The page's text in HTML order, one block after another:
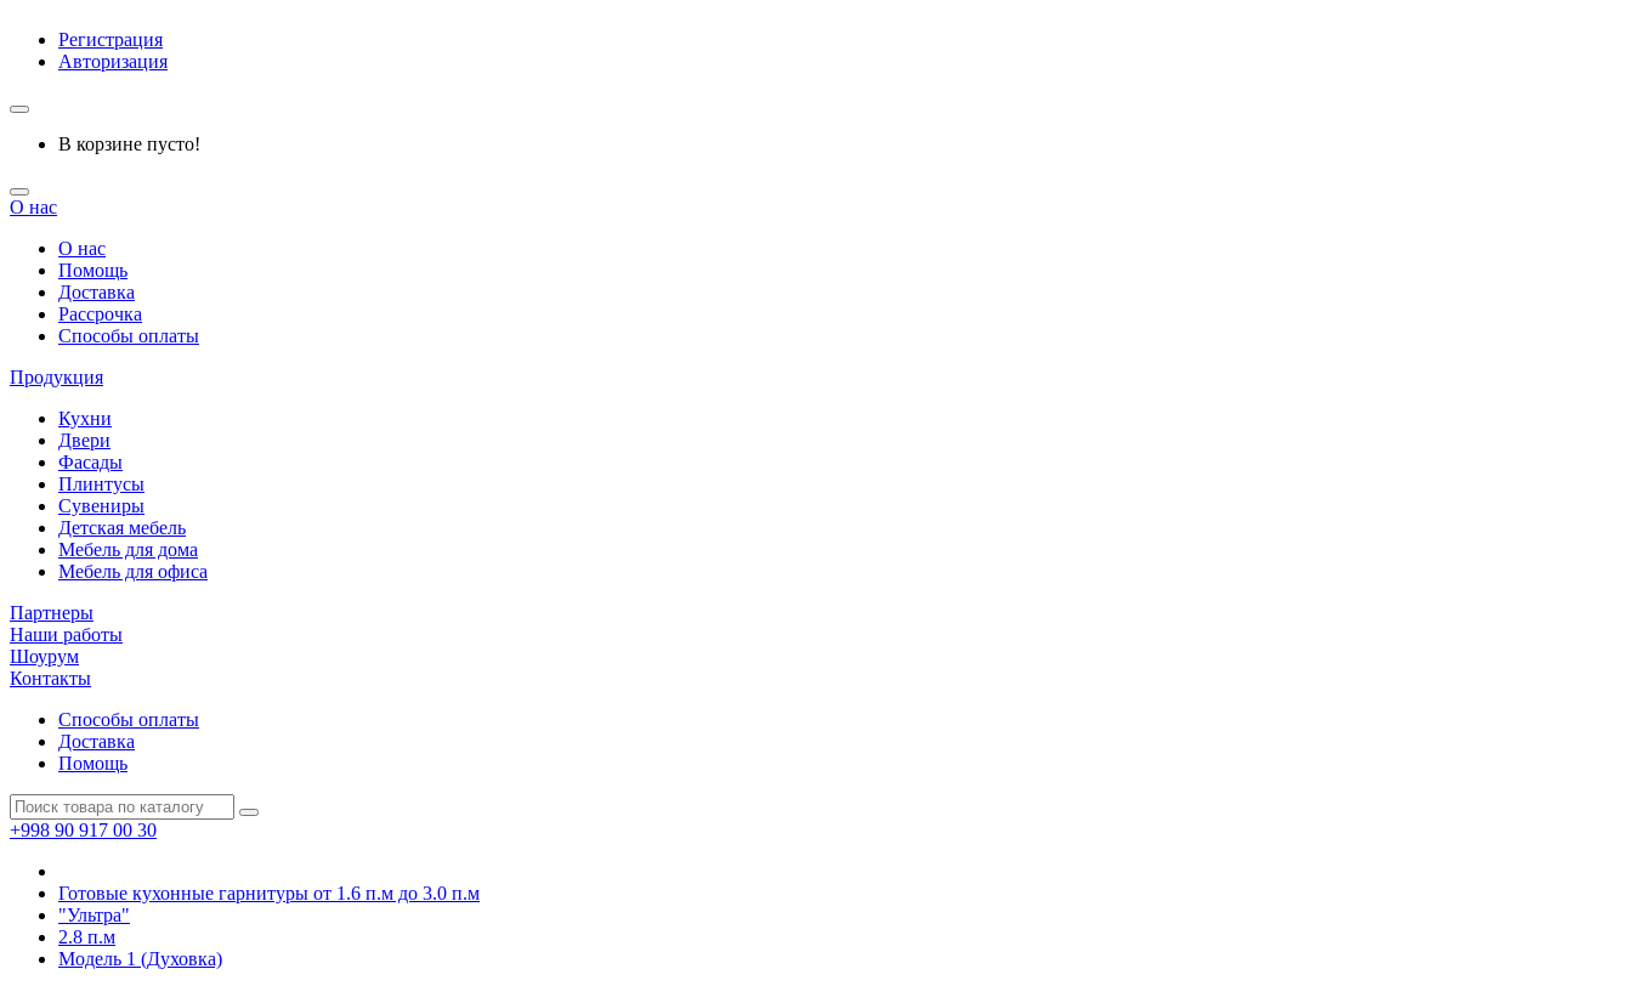
Регистрация
Авторизация
В корзине пусто!
О нас
О нас
Помощь
Доставка
Рассрочка
Способы оплаты
Продукция
Кухни
Двери
Фасады
Плинтусы
Сувениры
Детская мебель
Мебель для дома
Мебель для офиса
Партнеры
Наши работы
Шоурум
Контакты
Способы оплаты
Доставка
Помощь
+998 90 917 00 30
Готовые кухонные гарнитуры от 1.6 п.м до 3.0 п.м
"Ультра"
2.8 п.м
Модель 1 (Духовка)